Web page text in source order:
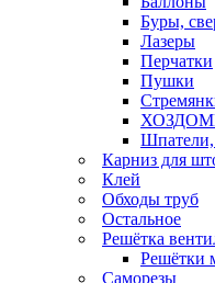
Буры,
Лазеры
Перчатки
Пушки
Шпатели,
Карниз для
Клей
Обходы труб
Остальное
Решётка
Решётки
Саморезы